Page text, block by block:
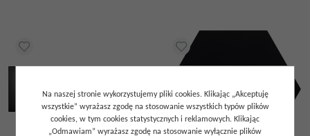
Na naszej stronie wykorzystujemy pliki cookies. Klikając „Akceptuję
wszystkie” wyrażasz zgodę na stosowanie wszystkich typów plików
cookies, w tym cookies statystycznych i reklamowych. Klikając
„Odmawiam” wyrażasz zgodę na stosowanie wyłącznie plików